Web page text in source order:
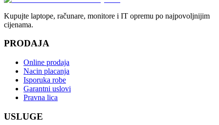
Kupujte laptope, računare, monitore i IT opremu po najpovoljnijim
cijenama.
PRODAJA
Online prodaja
Nacin placanja
Isporuka robe
Garantni uslovi
Pravna lica
USLUGE